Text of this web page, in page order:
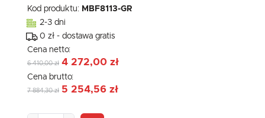
Kod produktu: MBF8113-GR
2-3 dni
0 zł - dostawa gratis
Cena netto:
6 410,00 zł 4 272,00 zł
Cena brutto:
7 884,30 zł 5 254,56 zł